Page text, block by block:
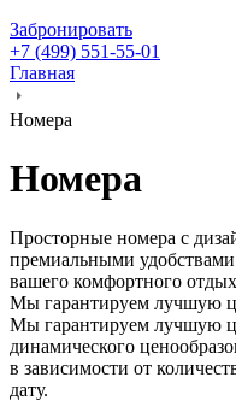
Забронировать
+7 (499) 551-55-01
Главная
Номера
Номера
Просторные номера с
премиальными удобствами
вашего комфортного
Мы гарантируем лучшую
Мы гарантируем лучшую
динамического
в зависимости от
дату.